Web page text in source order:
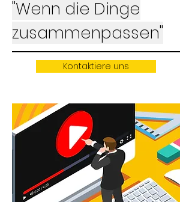
"Wenn die Dinge
zusammenpassen"
Kontaktiere uns